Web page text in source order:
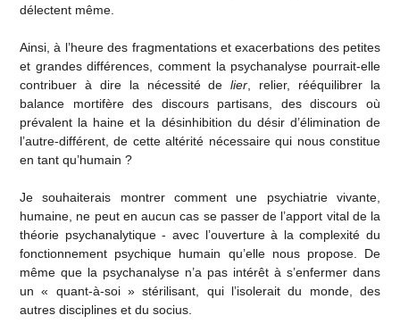
délectent même.
Ainsi, à l’heure des fragmentations et exacerbations des petites
et grandes différences, comment la psychanalyse pourrait-elle
contribuer à dire la nécessité delier, relier, rééquilibrer la
balance mortifère des discours partisans, des discours où
prévalent la haine et la désinhibition du désir d’élimination de
l’autre-différent, de cette altérité nécessaire qui nous constitue
en tant qu’humain ?
Je souhaiterais montrer comment une psychiatrie vivante,
humaine, ne peut en aucun cas se passer de l’apport vital de la
théorie psychanalytique - avec l’ouverture à la complexité du
fonctionnement psychique humain qu’elle nous propose. De
même que la psychanalyse n’a pas intérêt à s’enfermer dans
un « quant-à-soi » stérilisant, qui l’isolerait du monde, des
autres disciplines et du socius.